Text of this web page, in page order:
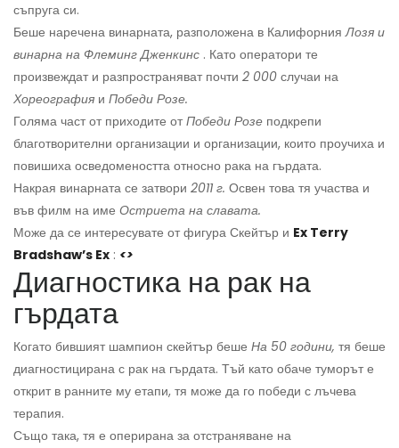
съпруга си.
Беше наречена винарната, разположена в КалифорнияЛозя и
винарна на Флеминг Дженкинс . Като оператори те
произвеждат и разпространяват почти 2 000 случаи на
Хореография и Победи Розе.
Голяма част от приходите отПобеди Розе подкрепи
благотворителни организации и организации, които проучиха и
повишиха осведомеността относно рака на гърдата.
Накрая винарната се затвори 2011 г. Освен това тя участва и
във филм на име Остриета на славата.
Може да се интересувате от фигура Скейтър и Ex Terry
Bradshaw’s Ex : <>
Диагностика на рак на
гърдата
Когато бившият шампион скейтър беше На 50 години, тя беше
диагностицирана с рак на гърдата. Тъй като обаче туморът е
открит в ранните му етапи, тя може да го победи с лъчева
терапия.
Също така, тя е оперирана за отстраняване на